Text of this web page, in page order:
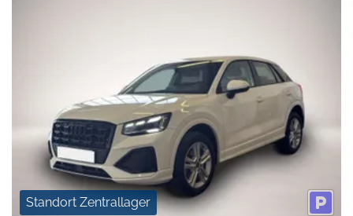
Standort Zentrallager